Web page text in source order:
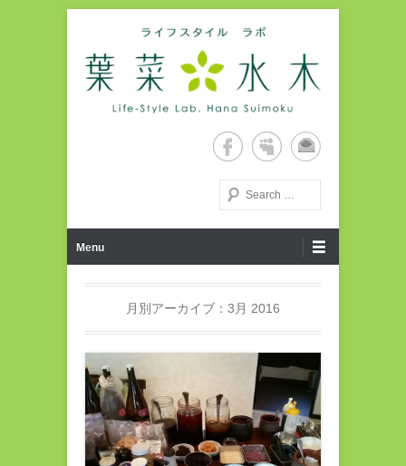
ライフスタイルラボ・葉菜水
木ホームページ
検索する
Menu
月別アーカイブ： 3月 2016